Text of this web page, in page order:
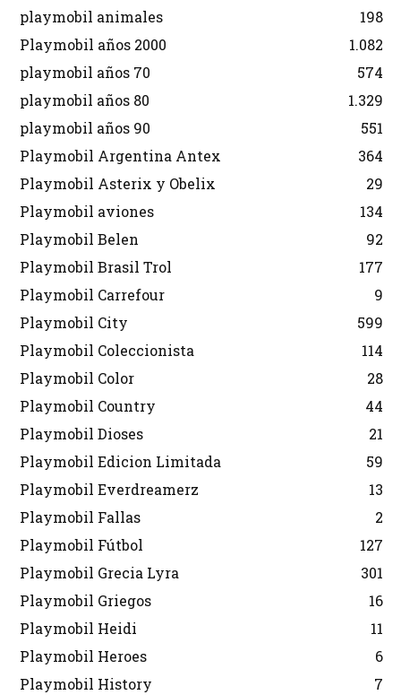
playmobil animales
198
Playmobil años 2000
1.082
playmobil años 70
574
playmobil años 80
1.329
playmobil años 90
551
Playmobil Argentina Antex
364
Playmobil Asterix y Obelix
29
Playmobil aviones
134
Playmobil Belen
92
Playmobil Brasil Trol
177
Playmobil Carrefour
9
Playmobil City
599
Playmobil Coleccionista
114
Playmobil Color
28
Playmobil Country
44
Playmobil Dioses
21
Playmobil Edicion Limitada
59
Playmobil Everdreamerz
13
Playmobil Fallas
2
Playmobil Fútbol
127
Playmobil Grecia Lyra
301
Playmobil Griegos
16
Playmobil Heidi
11
Playmobil Heroes
6
Playmobil History
7